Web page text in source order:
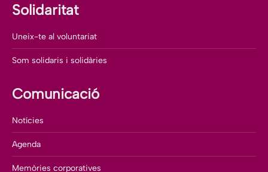
Solidaritat
Uneix-te al voluntariat
Som solidaris i solidàries
Comunicació
Notícies
Agenda
Memòries corporatives